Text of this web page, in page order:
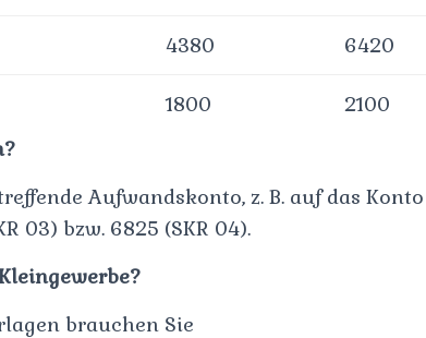
4380 6420
1800
2100
Aufwandskonto, z. B. auf das Konto
03) bzw. 6825 (SKR 04).
brauchen Sie